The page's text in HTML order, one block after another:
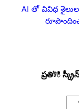
AI తో వివిధ
ప్రతిটి